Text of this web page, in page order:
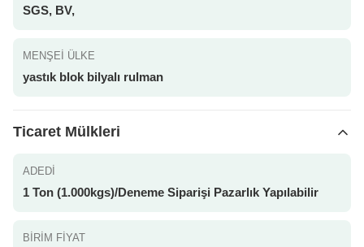
SGS, BV,
MENŞEI ÜLKE
yastık blok bilyalı rulman
Ticaret Mülkleri
ADEDI
1 Ton (1.000kgs)/Deneme Siparişi Pazarlık Yapılabilir
BIRIM FIYAT